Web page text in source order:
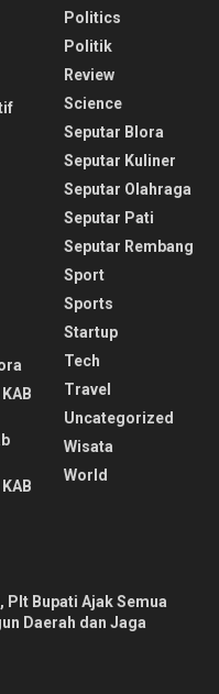
Politics
Politik
Review
Science
Seputar Blora
Seputar Kuliner
Seputar Olahraga
Seputar Pati
Seputar Rembang
Sport
Sports
Startup
Tech
Travel
Uncategorized
Wisata
World
Plt Bupati Ajak Semua
Daerah dan Jaga